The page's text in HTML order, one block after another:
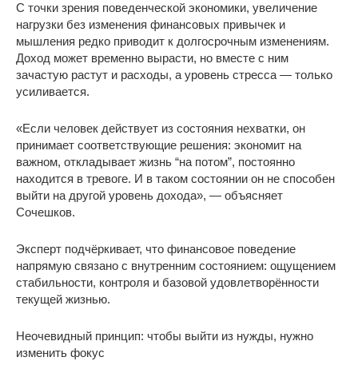
С точки зрения поведенческой экономики, увеличение
нагрузки без изменения финансовых привычек и
мышления редко приводит к долгосрочным изменениям.
Доход может временно вырасти, но вместе с ним
зачастую растут и расходы, а уровень стресса — только
усиливается.
«Если человек действует из состояния нехватки, он
принимает соответствующие решения: экономит на
важном, откладывает жизнь “на потом”, постоянно
находится в тревоге. И в таком состоянии он не способен
выйти на другой уровень дохода», — объясняет
Сочешков.
Эксперт подчёркивает, что финансовое поведение
напрямую связано с внутренним состоянием: ощущением
стабильности, контроля и базовой удовлетворённости
текущей жизнью.
Неочевидный принцип: чтобы выйти из нужды, нужно
изменить фокус